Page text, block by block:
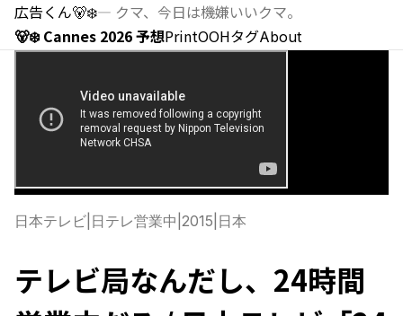
広告くん🐻‍❄️— クマ、今日は機嫌いいクマ。
🐻‍❄️ Cannes 2026 予想PrintOOHタグAbout
日本テレビ 日テレ営業中 2015 日本
テレビ局なんだし、24時間